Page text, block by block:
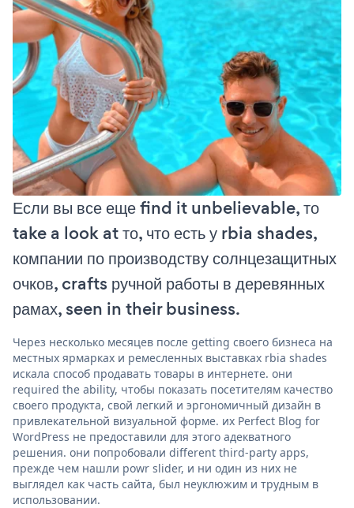
Если вы все еще find it unbelievable, то
take a look at то, что есть у rbia shades,
компании по производству солнцезащитных
очков, crafts ручной работы в деревянных
рамах, seen in their business.
Через несколько месяцев после getting своего бизнеса на
местных ярмарках и ремесленных выставках rbia shades
искала способ продавать товары в интернете. они
required the ability, чтобы показать посетителям качество
своего продукта, свой легкий и эргономичный дизайн в
привлекательной визуальной форме. их Perfect Blog for
WordPress не предоставили для этого адекватного
решения. они попробовали different third-party apps,
прежде чем нашли powr slider, и ни один из них не
выглядел как часть сайта, был неуклюжим и трудным в
использовании.